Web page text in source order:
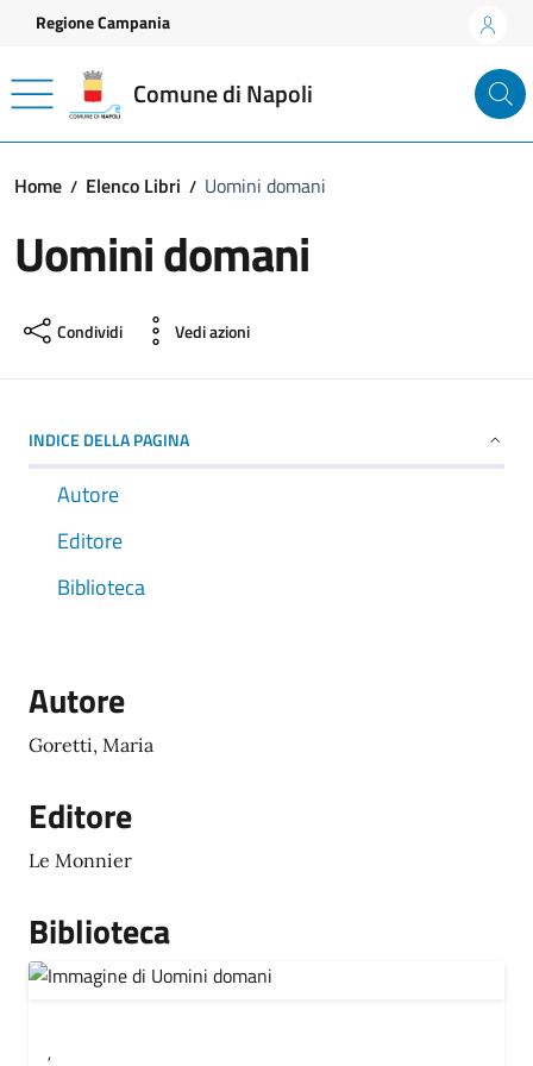
Vai ai contenuti
Vai al footer
Regione Campania
Comune di Napoli
Home Elenco Libri Uomini domani
Uomini domani
Condividi Vedi azioni
INDICE DELLA PAGINA
Autore
Editore
Biblioteca
Autore
Goretti, Maria
Editore
Le Monnier
Biblioteca
,